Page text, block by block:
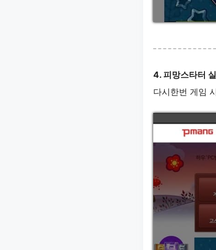
4. 피망스타터
다시한번 게임